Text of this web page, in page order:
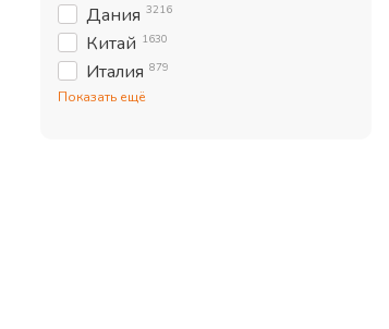
Дания 3216
Китай 1630
Италия 879
Показать ещё